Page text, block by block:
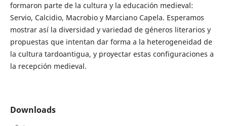
formaron parte de la cultura y la educación medieval:
Servio, Calcidio, Macrobio y Marciano Capela. Esperamos
mostrar así la diversidad y variedad de géneros literarios y
propuestas que intentan dar forma a la heterogeneidad de
la cultura tardoantigua, y proyectar estas configuraciones a
la recepción medieval.
Downloads